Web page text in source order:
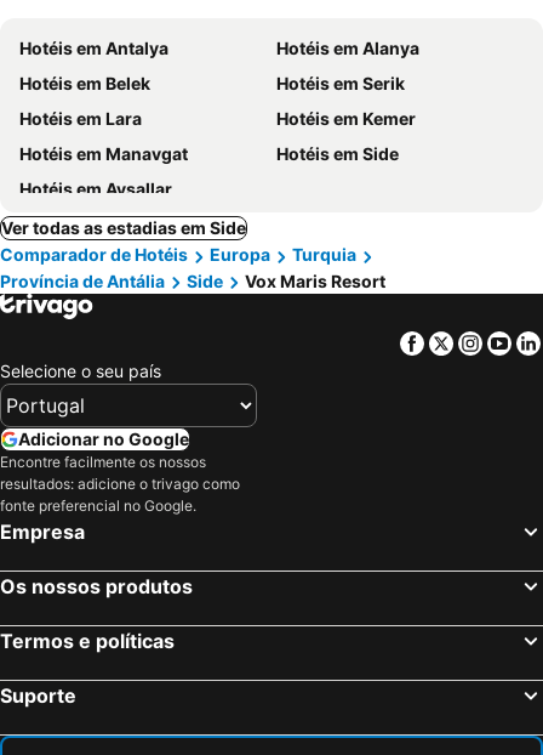
Hotéis em Antalya
Hotéis em Alanya
Hotéis em Belek
Hotéis em Serik
Hotéis em Lara
Hotéis em Kemer
Hotéis em Manavgat
Hotéis em Side
Hotéis em Avsallar
Ver todas as estadias em Side
Comparador de Hotéis
Europa
Turquia
Província de Antália
Side Vox Maris Resort
Facebook
Twitter
Selecione o seu país
Adicionar no Google
Encontre facilmente os nossos
resultados: adicione o trivago como
fonte preferencial no Google.
Empresa
Os nossos produtos
Termos e políticas
Suporte